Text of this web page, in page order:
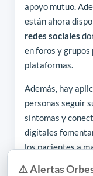
apoyo mutuo.
están ahora
redes sociales
en foros y grupos
plataformas.
Además, hay
personas seguir
síntomas y
digitales
los pacientes a
⚠️ Alertas